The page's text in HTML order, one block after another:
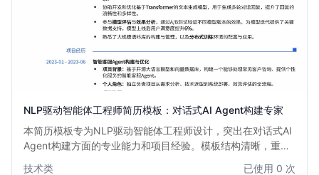
NLP驱动智能体工程师简历模板：对话式AI Agent构建专家
本简历模板专为NLP驱动智能体工程师设计，突出在对话式AI
Agent构建方面的专业能力和项目经验。模板结构清晰，重点
技术类 已使用 0 次